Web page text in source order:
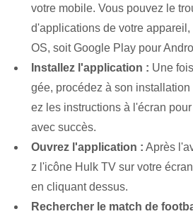
votre mobile. Vous pouvez le
d'applications de votre
OS, soit Google Play pour
Installez l'application : Une
gée, procédez à son
ez les instructions à l'écran
avec succès.
Ouvrez l'application : Après
z l'icône Hulk TV sur votre
en cliquant dessus.
Rechercher le match de